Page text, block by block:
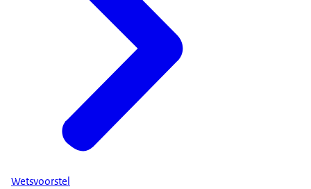
Wetsvoorstel